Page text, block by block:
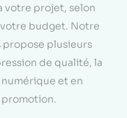
votre projet, selon
budget. Notre
plusieurs
de qualité, la
et en
promotion.